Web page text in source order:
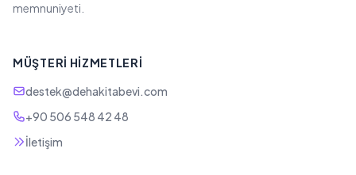
memnuniyeti.
MÜŞTERI HIZMETLERI
destek@dehakitabevi.com
+90 506 548 42 48
İletişim